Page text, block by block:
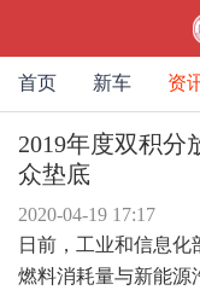
首页 新车 资
2019年度双积分
众垫底
2020-04-19 17:17
日前，工业和信息化
燃料消耗量与新能源